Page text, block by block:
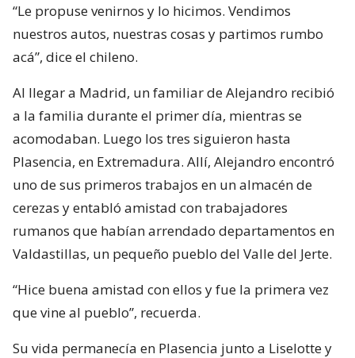
“Le propuse venirnos y lo hicimos. Vendimos
nuestros autos, nuestras cosas y partimos rumbo
acá”, dice el chileno.
Al llegar a Madrid, un familiar de Alejandro recibió
a la familia durante el primer día, mientras se
acomodaban. Luego los tres siguieron hasta
Plasencia, en Extremadura. Allí, Alejandro encontró
uno de sus primeros trabajos en un almacén de
cerezas y entabló amistad con trabajadores
rumanos que habían arrendado departamentos en
Valdastillas, un pequeño pueblo del Valle del Jerte.
“Hice buena amistad con ellos y fue la primera vez
que vine al pueblo”, recuerda.
Su vida permanecía en Plasencia junto a Liselotte y